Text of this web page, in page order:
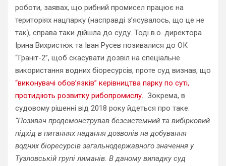
роботи, заявах, що рибний промисел працює на
територіях нацпарку (насправді з’ясувалось, що це не
так), справа таки дійшла до суду. Тоді в.о. директора
Ірина Вихристюк та Іван Русев позивалися до ОК
“Граніт-2”, щоб скасувати дозвіл на спеціальне
використання водних біоресурсів, проте суд визнав, що
“виконувачі обов’язків” керівництва парку по суті,
протидіють розвитку рибопромислу. Зокрема, в
судовому рішенні від 2018 року йдеться про таке:
“Позивач продемонстрував безсистемний та вибірковий
підхід в питаннях надання дозволів на добування
водних біоресурсів загальнодержавного значення у
Тузловській групі лиманів. В даному випадку суд